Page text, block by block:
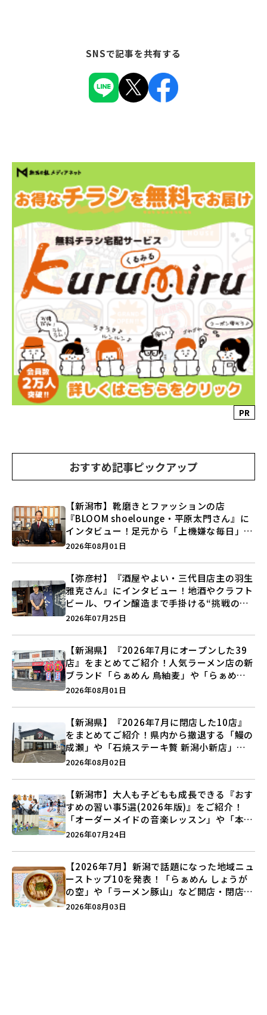
SNSで記事を共有する
PR
おすすめ記事ピックアップ
【新潟市】靴磨きとファッションの店
『BLOOM shoelounge・平原太門さん』に
インタビュー！足元から「上機嫌な毎日」を
つくる装いの提案とは？
2026年08月01日
【弥彦村】『酒屋やよい・三代目店主の羽生
雅克さん』にインタビュー！地酒やクラフト
ビール、ワイン醸造まで手掛ける“挑戦の歴
史”に迫る♪
2026年07月25日
【新潟県】『2026年7月にオープンした39
店』をまとめてご紹介！人気ラーメン店の新
ブランド「らぁめん 鳥紬麦」や「らぁめん
しょうがの空」など盛りだくさん♪
2026年08月01日
【新潟県】『2026年7月に閉店した10店』
をまとめてご紹介！県内から撤退する「鰻の
成瀬」や「石焼ステーキ贅 新潟小新店」が
営業に幕…。
2026年08月02日
【新潟市】大人も子どもも成長できる『おす
すめの習い事5選(2026年版)』をご紹介！
「オーダーメイドの音楽レッスン」や「本格
キックボクシング」で新しい自分を見つけよ
2026年07月24日
【2026年7月】新潟で話題になった地域ニュ
ーストップ10を発表！「らぁめん しょうが
の空」や「ラーメン豚山」など開店・閉店の
注目記事をランキングでご紹介♪
2026年08月03日